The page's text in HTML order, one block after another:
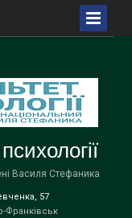
Василя Стефаника
57
Франківськ